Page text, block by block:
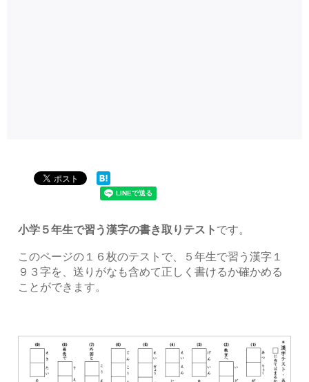
小学５年生で習う漢字の書き取りテスト です。
このページの１６枚のテストで、５年生で習う漢字１
９３字を、送りがなも含めて正しく書けるか確かめる
ことができます。